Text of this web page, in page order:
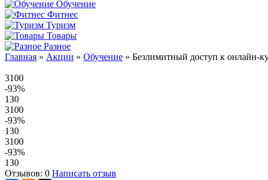
Обучение
Фитнес
Туризм
Товары
Разное
Главная » Акции » Обучение » Безлимитный доступ к онлайн-
3100
-93%
130
3100
-93%
130
3100
-93%
130
Отзывов: 0 Написать отзыв